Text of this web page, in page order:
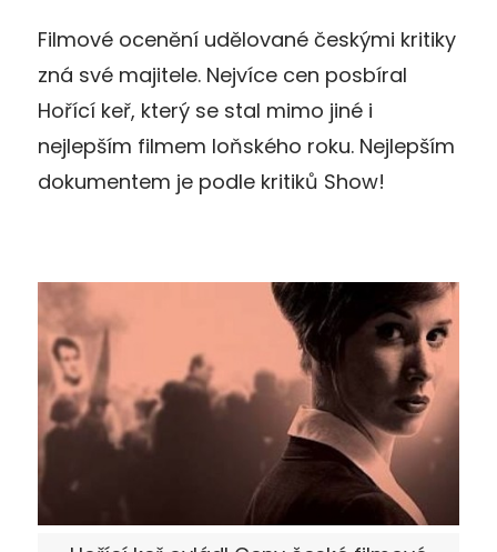
Filmové ocenění udělované českými kritiky
zná své majitele. Nejvíce cen posbíral
Hořící keř, který se stal mimo jiné i
nejlepším filmem loňského roku. Nejlepším
dokumentem je podle kritiků Show!